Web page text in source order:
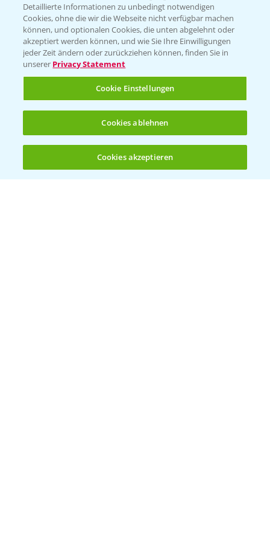
(noch 4)
PAMIRA - Packmittelrücknahme
Sammelstellen und Termine
PRE - Chemikalien sicher entsorgen
Sammelstellen und Termine
Kontakt & Notfall
Detaillierte Informationen zu unbedingt notwendigen
Cookies, ohne die wir die Webseite nicht verfügbar machen
können, und optionalen Cookies, die unten abgelehnt oder
akzeptiert werden können, und wie Sie Ihre Einwilligungen
jeder Zeit ändern oder zurückziehen können, finden Sie in
unserer Privacy Statement
Cookie Einstellungen
Cookies ablehnen
Cookies akzeptieren